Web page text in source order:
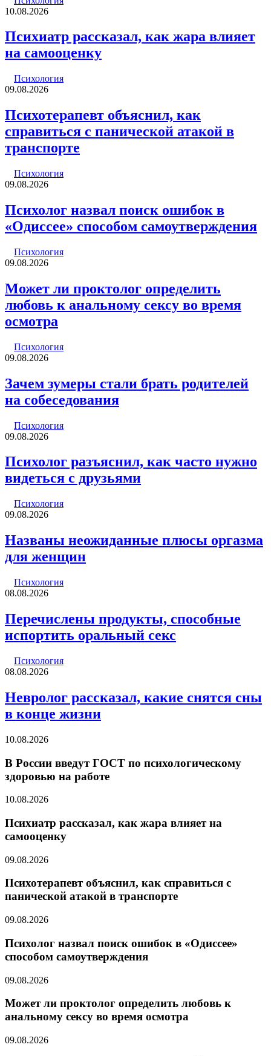
10.08.2026
Психиатр рассказал, как жара влияет
на самооценку
Психология
09.08.2026
Психотерапевт объяснил, как
справиться с панической атакой в
транспорте
Психология
09.08.2026
Психолог назвал поиск ошибок в
«Одиссее» способом самоутверждения
Психология
09.08.2026
Может ли проктолог определить
любовь к анальному сексу во время
осмотра
Психология
09.08.2026
Зачем зумеры стали брать родителей
на собеседования
Психология
09.08.2026
Психолог разъяснил, как часто нужно
видеться с друзьями
Психология
09.08.2026
Названы неожиданные плюсы оргазма
для женщин
Психология
08.08.2026
Перечислены продукты, способные
испортить оральный секс
Психология
08.08.2026
Невролог рассказал, какие снятся сны
в конце жизни
10.08.2026
В России введут ГОСТ по психологическому
здоровью на работе
10.08.2026
Психиатр рассказал, как жара влияет на
самооценку
09.08.2026
Психотерапевт объяснил, как справиться с
панической атакой в транспорте
09.08.2026
Психолог назвал поиск ошибок в «Одиссее»
способом самоутверждения
09.08.2026
Может ли проктолог определить любовь к
анальному сексу во время осмотра
09.08.2026